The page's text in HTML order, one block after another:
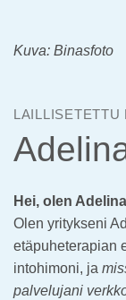
Kuva: Binasfoto
Hei, olen
Olen yritykseni
etäpuheterapian
intohimoni, ja
palvelujani